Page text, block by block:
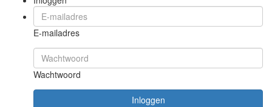
E-mailadres
Wachtwoord
Inloggen